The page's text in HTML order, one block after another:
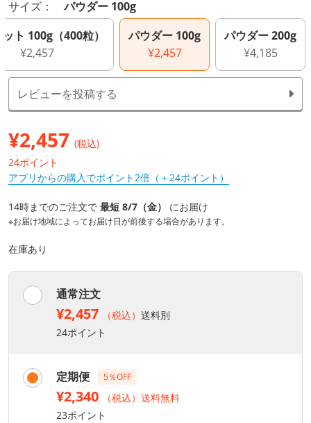
サイズ：パウダー 100g
ト 100g（400粒）
¥2,457
パウダー 100g
¥2,457
パウダー 200g
¥4,185
レビューを投稿する
¥2,457 (税込)
24ポイント
アプリからの購入でポイント2倍（＋24ポイント）
14時までのご注文で 最短 8/7（金） にお届け
※お届け地域によってお届け日が前後する場合があります。
在庫あり
通常注文
¥2,457 （税込） 送料別
24ポイント
定期便 5％OFF
¥2,340
（税込）送料無料
23ポイント